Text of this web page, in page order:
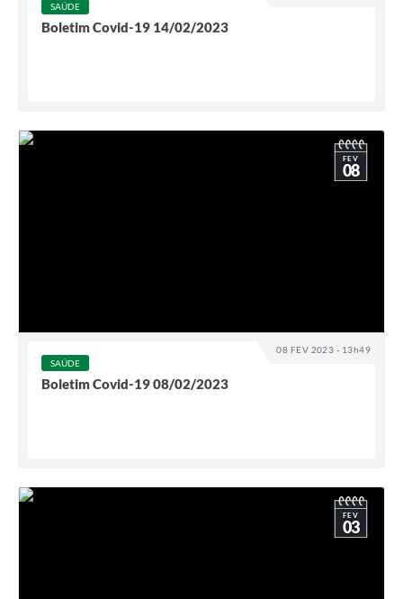
SAÚDE
Boletim Covid-19 14/02/2023
08 FEV 2023 - 13h49
FEV
08
SAÚDE
Boletim Covid-19 08/02/2023
FEV
03